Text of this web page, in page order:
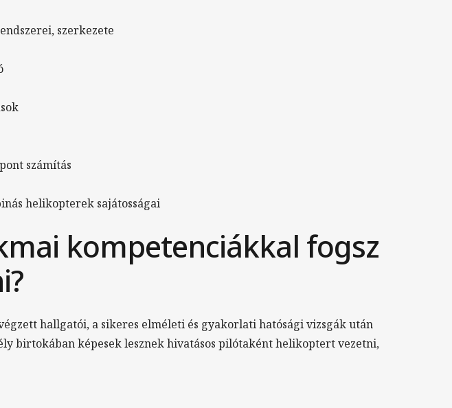
szerkezete
számítás
helikopterek sajátosságai
kompetenciákkal fogsz
hallgatói, a sikeres elméleti és gyakorlati hatósági vizsgák után
birtokában képesek lesznek hivatásos pilótaként helikoptert vezetni,